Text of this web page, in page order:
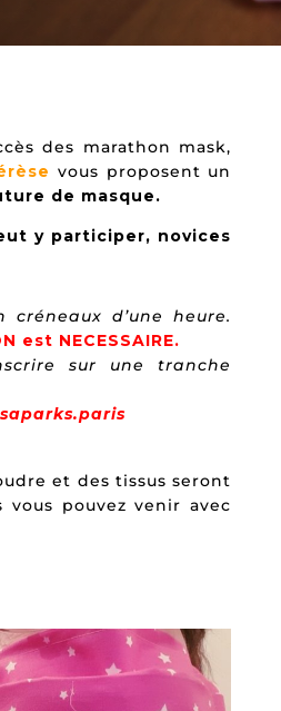
des marathon mask,
vous proposent un
de masque.
y participer, novices
d’une heure.
est NECESSAIRE.
sur une tranche
et des tissus seront
vous pouvez venir avec